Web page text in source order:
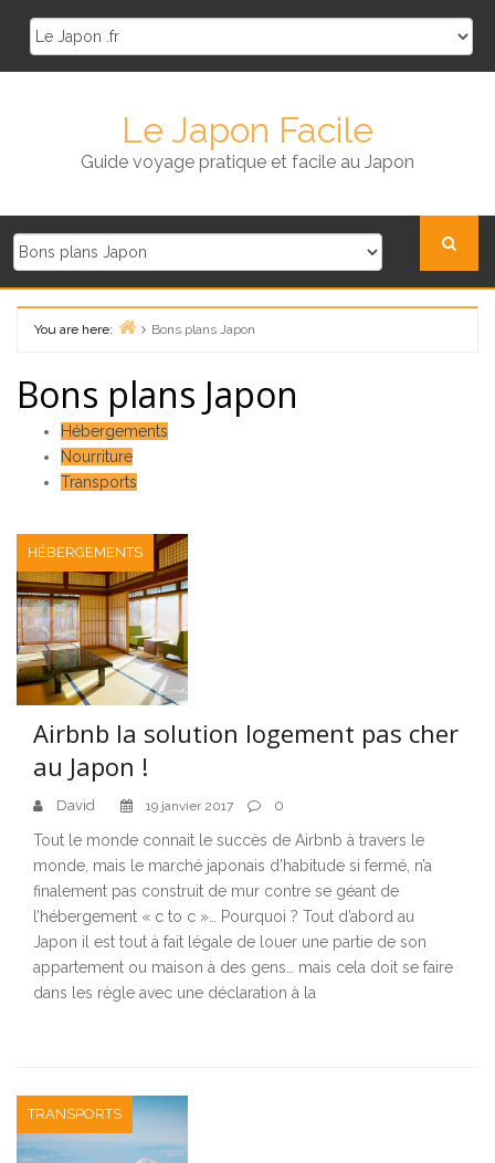
Le Japon Facile
Guide voyage pratique et facile au Japon
You are here:
Bons plans Japon
Bons plans Japon
Hébergements
Nourriture
Transports
HÉBERGEMENTS
Airbnb la solution logement pas cher
au Japon !
David 19 janvier 2017 0
Tout le monde connait le succès de Airbnb à travers le
monde, mais le marché japonais d’habitude si fermé, n’a
finalement pas construit de mur contre se géant de
l’hébergement « c to c »… Pourquoi ? Tout d’abord au
Japon il est tout à fait légale de louer une partie de son
appartement ou maison à des gens… mais cela doit se faire
dans les règle avec une déclaration à la
TRANSPORTS